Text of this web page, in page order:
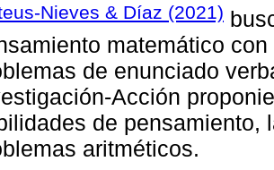
Nieves & Díaz (2021)
matemático
de enunciado
Acción
de pensamiento,
aritméticos.